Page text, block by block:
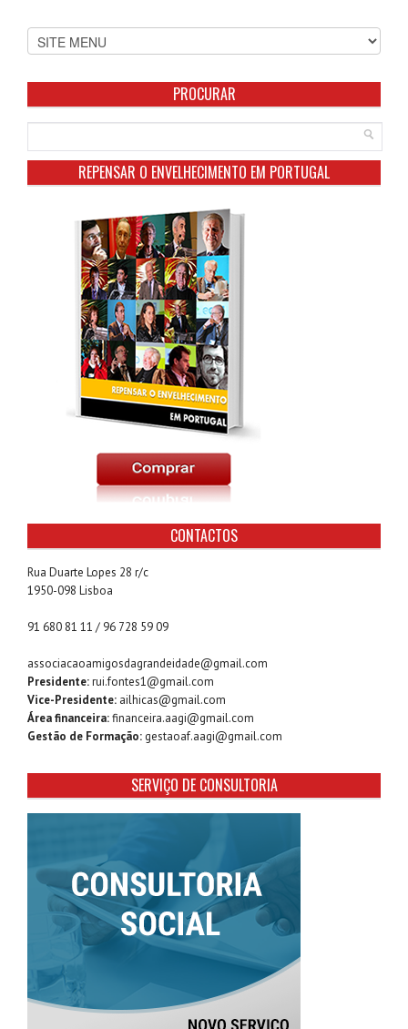
PROCURAR
REPENSAR O ENVELHECIMENTO EM PORTUGAL
CONTACTOS
Rua Duarte Lopes 28 r/c
1950-098 Lisboa
91 680 81 11 / 96 728 59 09
associacaoamigosdagrandeidade@gmail.com
Presidente:rui.fontes1@gmail.com
Vice-Presidente: ailhicas@gmail.com
Área financeira:financeira.aagi@gmail.com
Gestão de Formação: gestaoaf.aagi@gmail.com
SERVIÇO DE CONSULTORIA